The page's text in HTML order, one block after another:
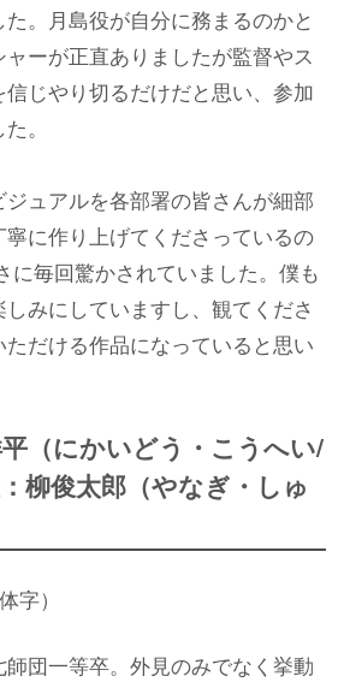
。月島役が自分に務まるのかと
ーが正直ありましたが監督やス
じやり切るだけだと思い、参加
。
ュアルを各部署の皆さんが細部
に作り上げてくださっているの
に毎回驚かされていました。僕も
みにしていますし、観てくださ
だける作品になっていると思い
（にかいどう・こうへい/
柳俊太郎（やなぎ・しゅ
字）
団一等卒。外見のみでなく挙動